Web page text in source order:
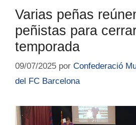
Varias peñas
peñistas para
temporada
09/07/2025 por Confederació
del FC Barcelona